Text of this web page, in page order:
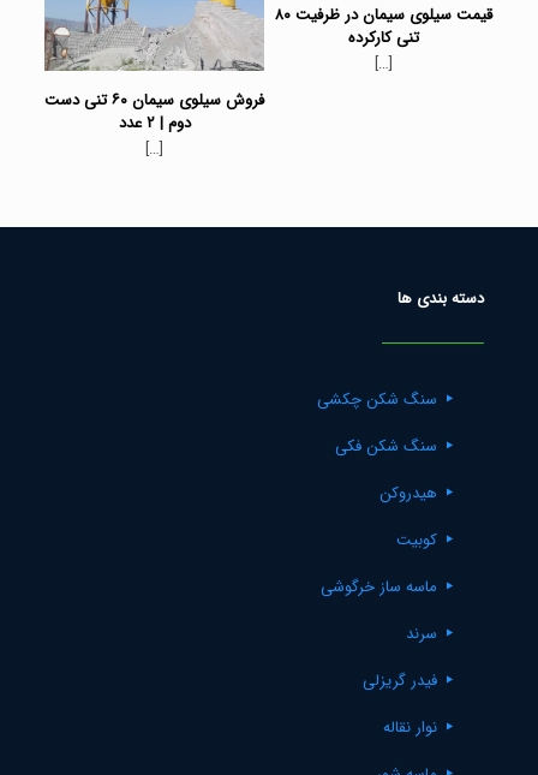
قیمت سیلوی سیمان در ظرفیت ۸۰
تنی کارکرده
[…]
فروش سیلوی سیمان ۶۰ تنی دست
دوم | ۲ عدد
[…]
دسته بندی ها
سنگ شکن چکشی
سنگ شکن فکی
هیدروکن
کوبیت
ماسه ساز خرگوشی
سرند
فیدر گریزلی
نوار نقاله